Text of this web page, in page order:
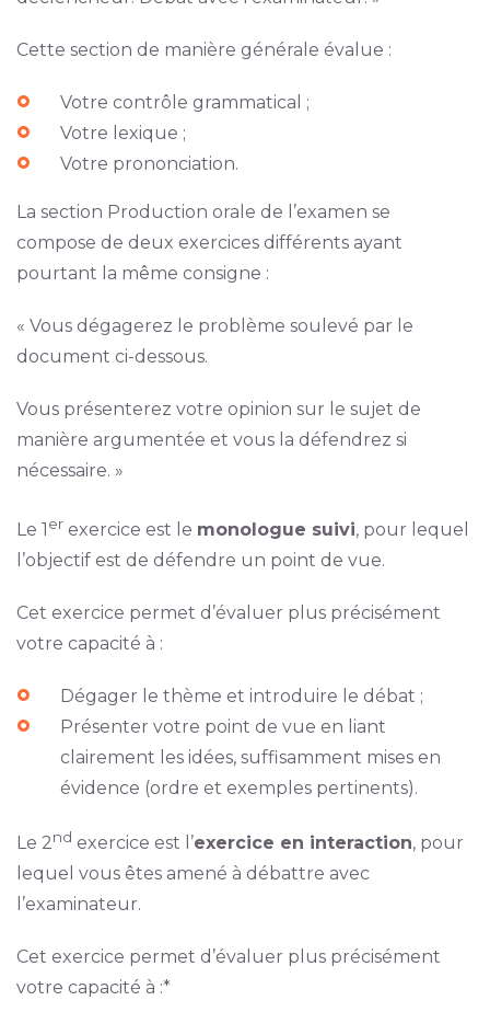
Cette section de manière générale évalue :
Votre contrôle grammatical ;
Votre lexique ;
Votre prononciation.
La section Production orale de l’examen se
compose de deux exercices différents ayant
pourtant la même consigne :
« Vous dégagerez le problème soulevé par le
document ci-dessous.
Vous présenterez votre opinion sur le sujet de
manière argumentée et vous la défendrez si
nécessaire. »
Le 1erexercice est le monologue suivi, pour lequel
l’objectif est de défendre un point de vue.
Cet exercice permet d’évaluer plus précisément
votre capacité à :
Dégager le thème et introduire le débat ;
Présenter votre point de vue en liant
clairement les idées, suffisamment mises en
évidence (ordre et exemples pertinents).
Le 2nd exercice est l’exercice en interaction, pour
lequel vous êtes amené à débattre avec
l’examinateur.
Cet exercice permet d’évaluer plus précisément
votre capacité à :*